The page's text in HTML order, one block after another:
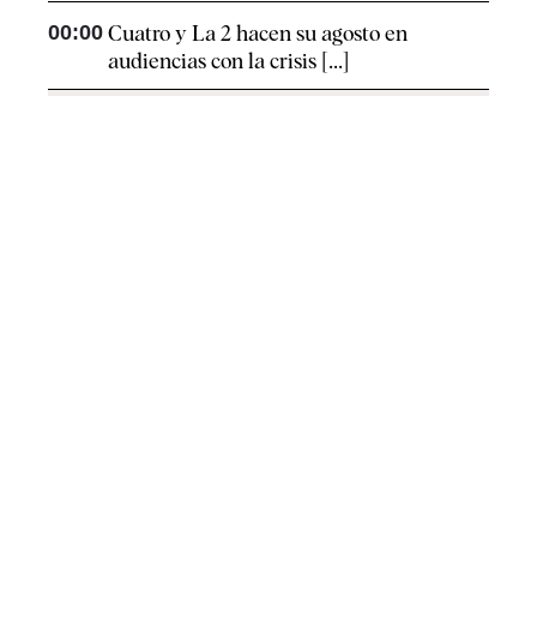
00:00 Cuatro y La 2 hacen su agosto en
audiencias con la crisis [...]